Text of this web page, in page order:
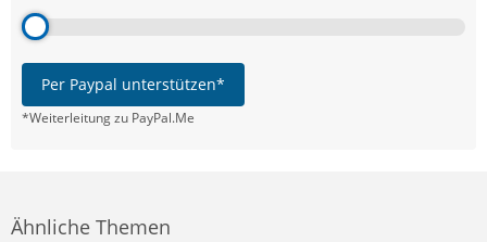
Per Paypal unterstützen*
*Weiterleitung zu PayPal.Me
Ähnliche Themen